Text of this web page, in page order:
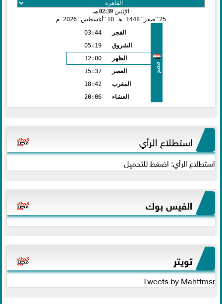
الإثنين 02:39 مـ
25 صفر 1448 هـ 10 أغسطس 2026 م
مصر
الفجر
03:44
الشروق
05:19
الظهر
12:00
العصر
15:37
المغرب
18:42
العشاء
20:06
استطلاع الرأي
استطلاع الرأي: اضغط للتحميل
الفيس بوك
تويتر
Tweets by Mahttmsr